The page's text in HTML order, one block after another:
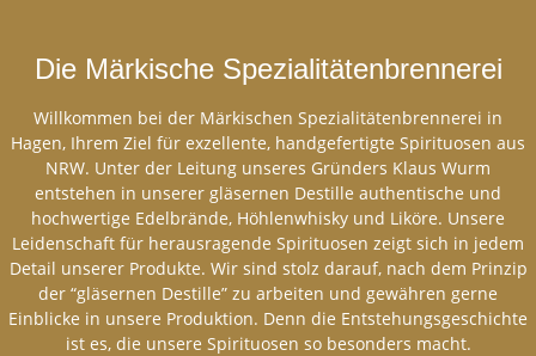
Die Märkische Spezialitätenbrennerei
Willkommen bei der Märkischen Spezialitätenbrennerei in
Hagen, Ihrem Ziel für exzellente, handgefertigte Spirituosen aus
NRW. Unter der Leitung unseres Gründers Klaus Wurm
entstehen in unserer gläsernen Destille authentische und
hochwertige Edelbrände, Höhlenwhisky und Liköre. Unsere
Leidenschaft für herausragende Spirituosen zeigt sich in jedem
Detail unserer Produkte. Wir sind stolz darauf, nach dem Prinzip
der “gläsernen Destille” zu arbeiten und gewähren gerne
Einblicke in unsere Produktion. Denn die Entstehungsgeschichte
ist es, die unsere Spirituosen so besonders macht.